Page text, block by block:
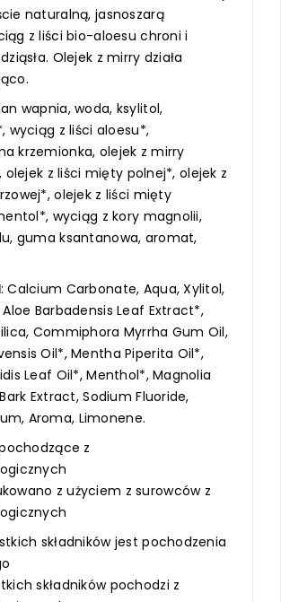
naturalną, jasnoszarą
z liści bio-aloesu chroni i
Olejek z mirry działa
wapnia, woda, ksylitol,
wyciąg z liści aloesu*,
krzemionka, olejek z mirry
olejek z liści mięty polnej*, olejek z
olejek z liści mięty
wyciąg z kory magnolii,
guma ksantanowa, aromat,
: Calcium Carbonate, Aqua, Xylitol,
Barbadensis Leaf Extract*,
Commiphora Myrrha Gum Oil,
Oil*, Mentha Piperita Oil*,
Leaf Oil*, Menthol*, Magnolia
Extract, Sodium Fluoride,
Aroma, Limonene.
z
z użyciem z surowców z
składników jest pochodzenia
składników pochodzi z